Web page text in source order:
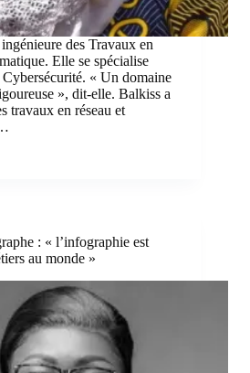
des Travaux en
Elle se spécialise
« Un domaine
», dit-elle. Balkiss a
travaux en réseau et
: « l’infographie est
au monde »